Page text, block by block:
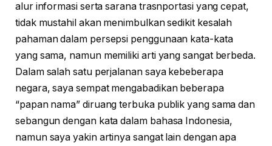
alur informasi serta sarana trasnportasi yang cepat,
tidak mustahil akan menimbulkan sedikit kesalah
pahaman dalam persepsi penggunaan kata-kata
yang sama, namun memiliki arti yang sangat berbeda.
Dalam salah satu perjalanan saya kebeberapa
negara, saya sempat mengabadikan beberapa
“papan nama” diruang terbuka publik yang sama dan
sebangun dengan kata dalam bahasa Indonesia,
namun saya yakin artinya sangat lain dengan apa